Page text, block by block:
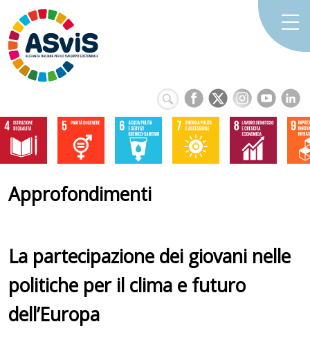
Approfondimenti
La partecipazione dei giovani nelle
politiche per il clima e futuro
dell’Europa